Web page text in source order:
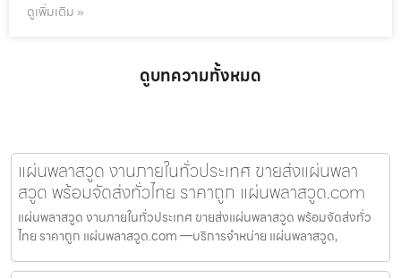
ดูเพิ่มเติม »
ดูบทความทั้งหมด
แผ่นพลาสวูด งานภายในทั่วประเทศ ขายส่งแผ่นพลา
สวูด พร้อมจัดส่งทั่วไทย ราคาถูก แผ่นพลาสวูด.com
แผ่นพลาสวูด งานภายในทั่วประเทศ ขายส่งแผ่นพลาสวูด พร้อมจัดส่งทั่ว
ไทย ราคาถูก แผ่นพลาสวูด.com —บริการจำหน่าย แผ่นพลาสวูด,